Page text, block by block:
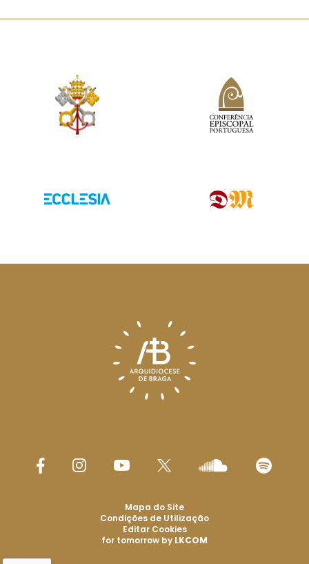
Mapa do Site
Condições de Utilização
Editar Cookies
for tomorrow by LKCOM